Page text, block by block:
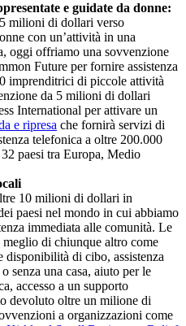
e guidate da donne:
milioni di dollari verso
con un’attività in una
oggi offriamo una sovvenzione
Future per fornire assistenza
imprenditrici di piccole attività
da 5 milioni di dollari
International per attivare un
e ripresa che fornirà servizi di
telefonica a oltre 200.000
paesi tra Europa, Medio
10 milioni di dollari in
paesi nel mondo in cui abbiamo
immediata alle comunità. Le
di chiunque altro come
disponibilità di cibo, assistenza
senza una casa, aiuto per le
accesso a un supporto
devoluto oltre un milione di
a organizzazioni come